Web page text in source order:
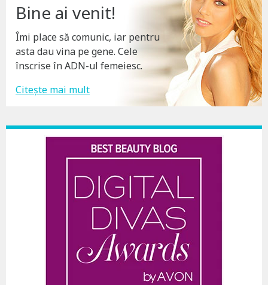
Bine ai venit!
Îmi place să comunic, iar pentru
asta dau vina pe gene. Cele
înscrise în ADN-ul femeiesc.
Citește mai mult